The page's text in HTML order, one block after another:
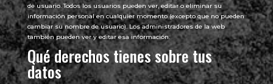
de usuario. Todos los usuarios pueden ver, editar o eliminar su
información personal en cualquier momento (excepto que no pueden
cambiar su nombre de usuario). Los administradores de la web
también pueden ver y editar esa información.
Qué derechos tienes sobre tus
datos